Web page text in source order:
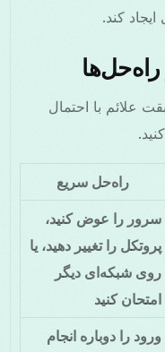
علائم با احتمال
راه‌حل سریع
سرور را عوض کنید،
پروتکل را تغییر دهید، یا
روی شبکه‌ای دیگر
امتحان کنید
ورود را دوباره انجام